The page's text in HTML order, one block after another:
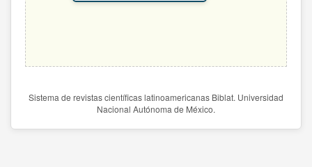
Sistema de revistas científicas latinoamericanas Biblat. Universidad
Nacional Autónoma de México.